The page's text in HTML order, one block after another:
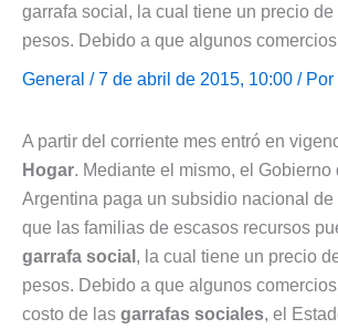
garrafa social, la cual tiene un precio
pesos. Debido a que algunos
General / 7 de abril de 2015, 10:00 / Por
A partir del corriente mes entró en
Hogar. Mediante el mismo, el
Argentina paga un subsidio nacional de
que las familias de escasos recursos
garrafa social , la cual tiene un precio
pesos. Debido a que algunos
costo de las garrafas sociales, el